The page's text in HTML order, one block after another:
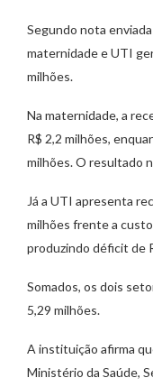
Segundo nota
maternidade e UTI
milhões.
Na maternidade, a
R$ 2,2 milhões,
milhões. O resultado
Já a UTI apresenta
milhões frente a
produzindo déficit de
Somados, os dois
5,29 milhões.
A instituição afirma
Ministério da Saúde,